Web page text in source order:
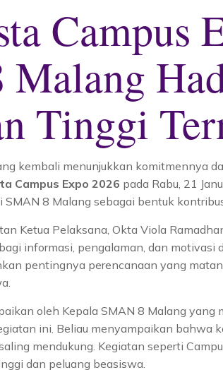
Campus
Tinggi
kembali menunjukkan komitmennya
Campus Expo 2026 pada Rabu, 21
8 Malang sebagai bentuk
Ketua Pelaksana, Okta Viola
informasi, pengalaman, dan
pentingnya perencanaan yang
oleh Kepala SMAN 8 Malang
ini. Beliau menyampaikan bahwa
mendukung. Kegiatan seperti
dan peluang beasiswa.